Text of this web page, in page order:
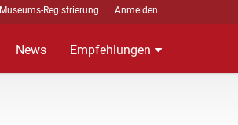
Museums-Registrierung Anmelden
News Empfehlungen